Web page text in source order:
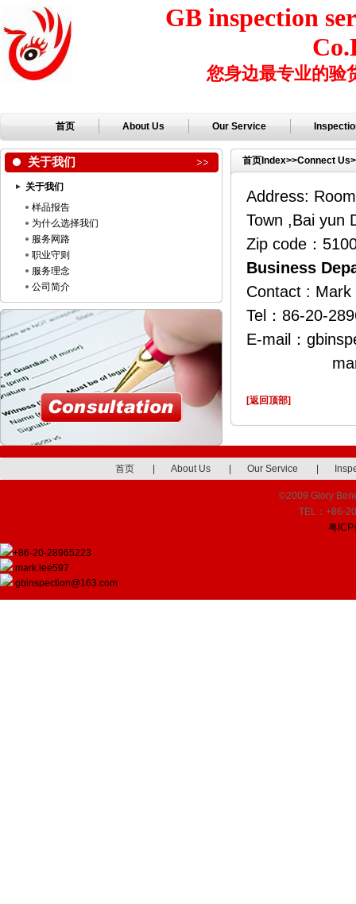
GB inspection
您身边最专业的验
首页 About Us Our Service
关于我们
关于我们
样品报告
为什么选择我们
服务网路
职业守则
服务理念
公司简介
首页 Index>>Connect Us>
Address:
Town ,Bai yun
Zip code：
Business
Contact : Mark
Tel：86-20-
E-mail：
[返回顶部]
首页 About Us Our Service
©2009 Glory
TEL：+86-
粤
+86-20-28965223
mark.lee597
gbinspection@163.com